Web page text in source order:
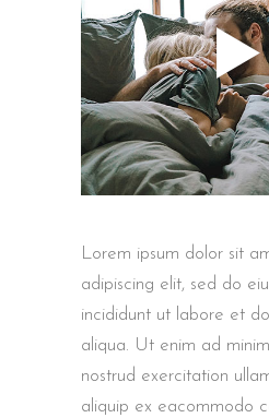
Lorem ipsum dolor sit
adipiscing elit, sed do
incididunt ut labore et
aliqua. Ut enim ad
nostrud exercitation
aliquip ex eacommodo